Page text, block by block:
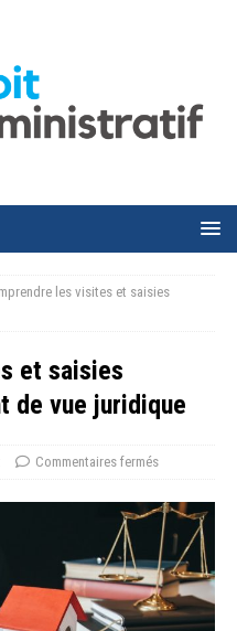
les visites et saisies
et saisies
de vue juridique
Commentaires fermés